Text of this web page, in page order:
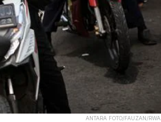
ANTARA FOTO/FAUZAN/RWA.